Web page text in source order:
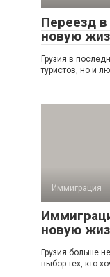
Переезд в
новую
Грузия в
туристов, но и
Иммиграция
новую
Грузия больше
выбор тех, кто